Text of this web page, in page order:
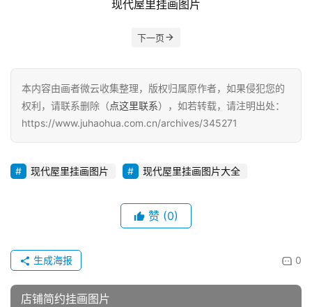
现代屋里挂画图片
下一页
本内容由画者微云收集整理，版权归属原作者，如果侵犯您的
权利，请联系删除（点这里联系），如若转载，请注明出处：
https://www.juhaohua.com.cn/archives/345271
现代屋里挂画图片 现代屋里挂画图片大全
赞 (0)
0
生成海报
店铺简约挂画图片